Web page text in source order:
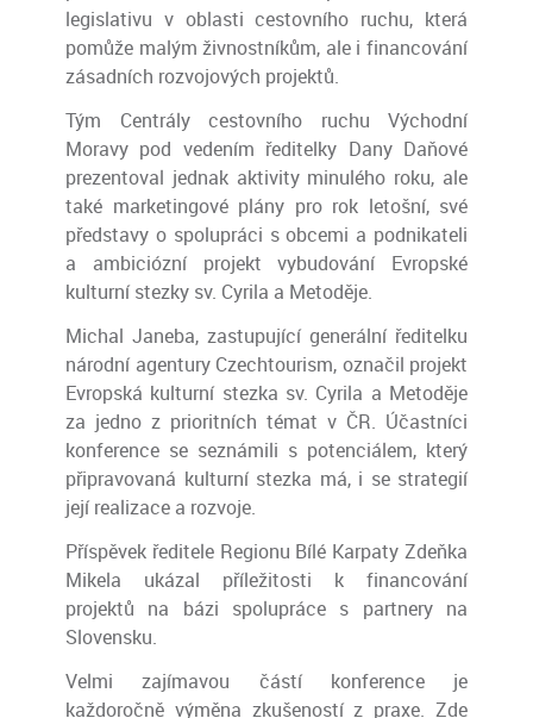
legislativu v oblasti cestovního ruchu, která
pomůže malým živnostníkům, ale i financování
zásadních rozvojových projektů.
Tým Centrály cestovního ruchu Východní
Moravy pod vedením ředitelky Dany Daňové
prezentoval jednak aktivity minulého roku, ale
také marketingové plány pro rok letošní, své
představy o spolupráci s obcemi a podnikateli
a ambiciózní projekt vybudování Evropské
kulturní stezky sv. Cyrila a Metoděje.
Michal Janeba, zastupující generální ředitelku
národní agentury Czechtourism, označil projekt
Evropská kulturní stezka sv. Cyrila a Metoděje
za jedno z prioritních témat v ČR. Účastníci
konference se seznámili s potenciálem, který
připravovaná kulturní stezka má, i se strategií
její realizace a rozvoje.
Příspěvek ředitele Regionu Bílé Karpaty Zdeňka
Mikela ukázal příležitosti k financování
projektů na bázi spolupráce s partnery na
Slovensku.
Velmi zajímavou částí konference je
každoročně výměna zkušeností z praxe. Zde